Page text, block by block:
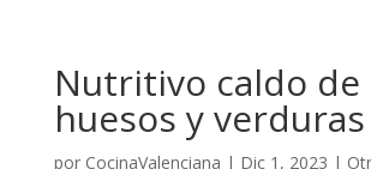
Nutritivo caldo de
huesos y verduras
por CocinaValenciana | Dic 1, 2023 |